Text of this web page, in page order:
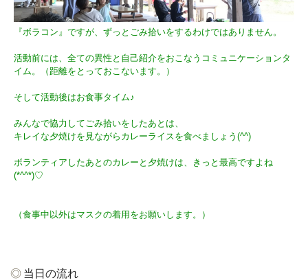
『ボラコン』ですが、ずっとごみ拾いをするわけではありません。
活動前には、全ての異性と自己紹介をおこなうコミュニケーションタ
イム。（距離をとっておこないます。）
そして活動後はお食事タイム♪
みんなで協力してごみ拾いをしたあとは、
キレイな夕焼けを見ながらカレーライスを食べましょう(^^)
ボランティアしたあとのカレーと夕焼けは、きっと最高ですよね
(*^^*)♡
（食事中以外はマスクの着用をお願いします。）
当日の流れ